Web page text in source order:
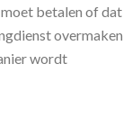
betalen of dat
overmaken.
wordt